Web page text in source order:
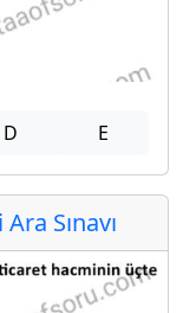
D E
Sınavı